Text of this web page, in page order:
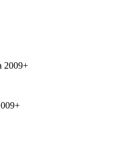
2009+